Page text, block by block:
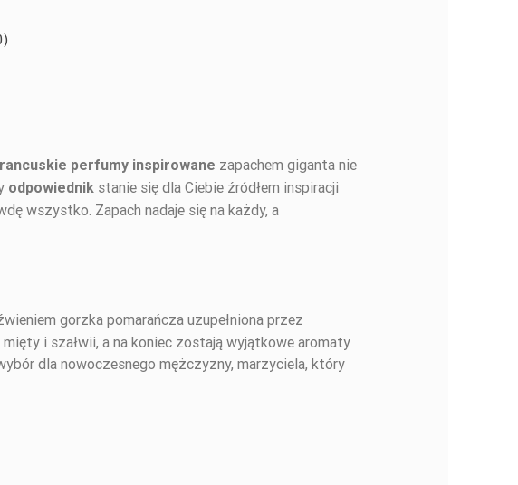
perfumy inspirowane zapachem giganta nie
odpowiednik stanie się dla Ciebie źródłem inspiracji
wszystko. Zapach nadaje się na każdy, a
gorzka pomarańcza uzupełniona przez
i szałwii, a na koniec zostają wyjątkowe aromaty
dla nowoczesnego mężczyzny, marzyciela, który